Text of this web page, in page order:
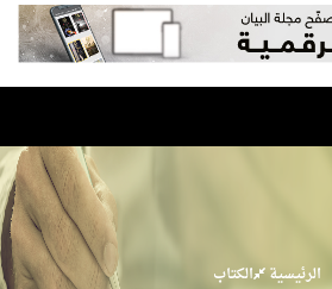
الرئيسية الكتاب